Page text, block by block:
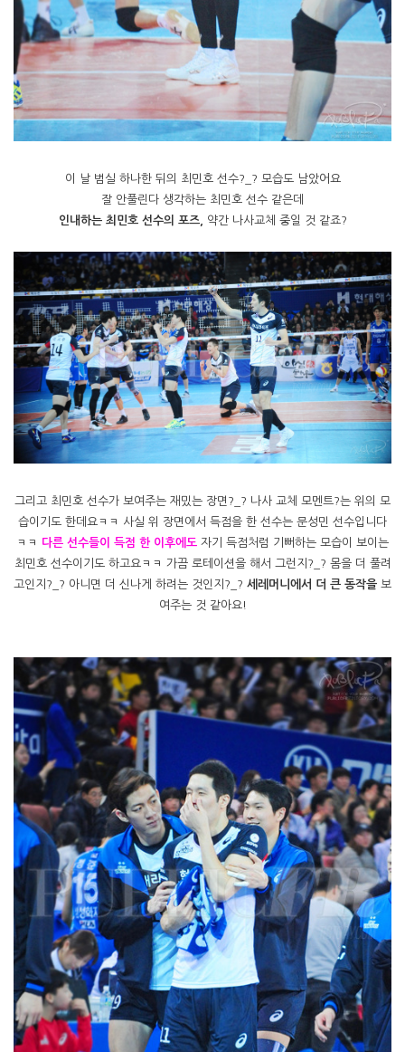
이 날 범실 하나한 뒤의 최민호 선수?_? 모습도 남았어요
잘 안풀린다 생각하는 최민호 선수 같은데
인내하는 최민호 선수의 포즈,
약간 나사교체 중일 것 같죠?
그리고 최민호 선수가 보여주는 재밌는 장면?_? 나사 교체 모멘트?는 위의 모
습이기도 한데요ㅋㅋ 사실 위 장면에서 득점을 한 선수는 문성민 선수입니다
ㅋㅋ 다른 선수들이 득점 한 이후에도 자기 득점처럼 기뻐하는 모습이 보이는
최민호 선수이기도 하고요ㅋㅋ 가끔 로테이션을 해서 그런지?_? 몸을 더 풀려
고인지?_? 아니면 더 신나게 하려는 것인지?_? 세레머니에서 더 큰 동작을 보
여주는 것 같아요!